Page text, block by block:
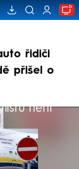
řidiči
přišel o
není